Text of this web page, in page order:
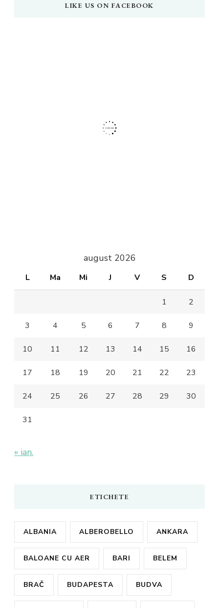
LIKE US ON FACEBOOK
august 2026
L Ma Mi J V S D
1 2
3 4 5 6 7 8 9
10 11 12 13 14 15 16
17 18 19 20 21 22 23
24 25 26 27 28 29 30
31
« ian.
ETICHETE
ALBANIA ALBEROBELLO ANKARA
BALOANE CU AER BARI BELEM
BRAČ BUDAPESTA BUDVA